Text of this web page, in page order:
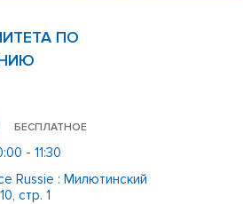
ПО
БЕСПЛАТНОЕ
- 11:30
Russie : Милютинский
стр. 1